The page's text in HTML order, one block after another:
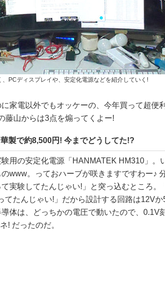
PCディスプレイや、安定化電源などを紹介していく!
家電以外でもオッケーの、今年買って超便
藤山からは3点を煽ってくよー!
製で約8,500円! 今までどうしてた!?
用の安定化電源「HANMATEK HM310」。
www。っておハーブが咲きますですわー♪
実験してたんじゃい!」と突っ込むところ。
てたんじゃい!」だから設計する回路は12Vか
体は、どっちかの電圧で動いたので、0.1V
! だったのだ。